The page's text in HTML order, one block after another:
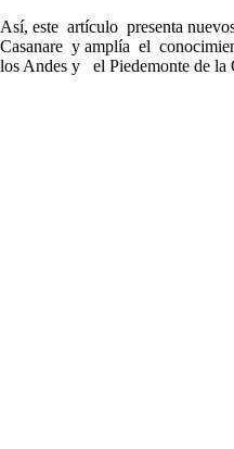
Así, este artículo presenta
Casanare y amplía el
los Andes y el Piedemonte de la